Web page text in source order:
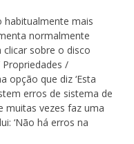
habitualmente mais
normalmente
sobre o disco
/
opção que diz ‘Esta
erros de sistema de
muitas vezes faz uma
‘Não há erros na